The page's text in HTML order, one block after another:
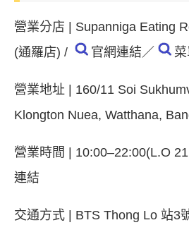
營業分店 | Supanniga Eating
(通羅店) /
官網連結 ／
營業地址 | 160/11 Soi
Klongton Nuea, Watthana,
營業時間 | 10:00–22:00(L.O
連結
交通方式 | BTS Thong Lo 站3